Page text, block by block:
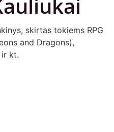
skirtas tokiems RPG
and Dragons),
ir kt.